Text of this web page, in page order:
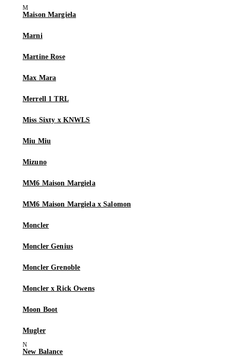
Maison Margiela
Marni
Martine Rose
Max Mara
Merrell 1 TRL
Miss Sixty x KNWLS
Miu Miu
Mizuno
MM6 Maison Margiela
MM6 Maison Margiela x Salomon
Moncler
Moncler Genius
Moncler Grenoble
Moncler x Rick Owens
Moon Boot
Mugler
New Balance